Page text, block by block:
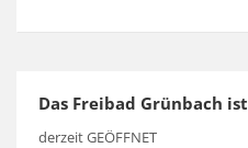
Das Freibad Grünbach ist
derzeit GEÖFFNET